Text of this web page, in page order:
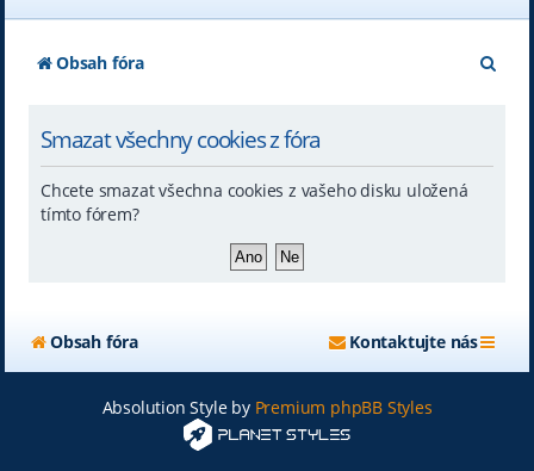
Obsah fóra
Smazat všechny cookies z fóra
Chcete smazat všechna cookies z vašeho disku uložená
tímto fórem?
Obsah fóra Kontaktujte nás
Absolution Style by Premium phpBB Styles